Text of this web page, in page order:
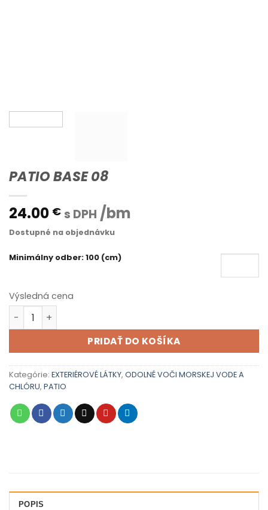
PATIO BASE 08
24.00 € s DPH /bm
Dostupné na objednávku
Minimálny odber: 100 (cm)
Výsledná cena
množstvo PATIO BASE 08
PRIDAŤ DO KOŠÍKA
Kategórie: EXTERIÉROVÉ LÁTKY, ODOLNÉ VOČI MORSKEJ VODE A
CHLÓRU, PATIO
POPIS